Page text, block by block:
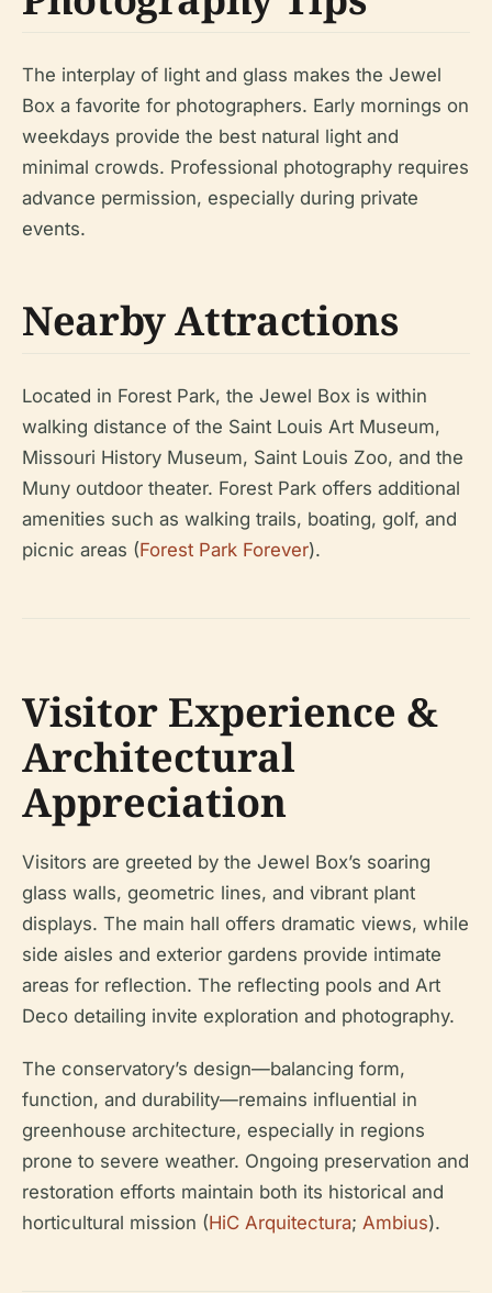
The interplay of light and glass makes the Jewel
Box a favorite for photographers. Early mornings on
weekdays provide the best natural light and
minimal crowds. Professional photography requires
advance permission, especially during private
events.
Nearby Attractions
Located in Forest Park, the Jewel Box is within
walking distance of the Saint Louis Art Museum,
Missouri History Museum, Saint Louis Zoo, and the
Muny outdoor theater. Forest Park offers additional
amenities such as walking trails, boating, golf, and
picnic areas (Forest Park Forever).
Visitor Experience &
Architectural
Appreciation
Visitors are greeted by the Jewel Box’s soaring
glass walls, geometric lines, and vibrant plant
displays. The main hall offers dramatic views, while
side aisles and exterior gardens provide intimate
areas for reflection. The reflecting pools and Art
Deco detailing invite exploration and photography.
The conservatory’s design—balancing form,
function, and durability—remains influential in
greenhouse architecture, especially in regions
prone to severe weather. Ongoing preservation and
restoration efforts maintain both its historical and
horticultural mission (HiC Arquitectura; Ambius).